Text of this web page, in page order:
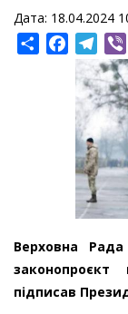
Дата: 18.04.2024
ShareFacebook
Верховна
підписав